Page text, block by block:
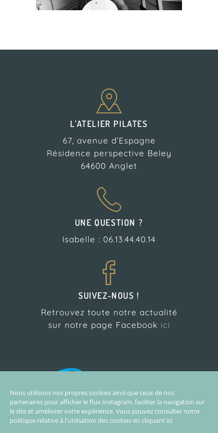
Nous utilisons nos propres cookies ainsi que ceux de nos
partenaires pour afficher le flux Instagram, faciliter la navigation sur
le site et améliorer votre expérience. Vous pouvez consulter notre
politique relative à l'utilisation des cookies en cliquant ici
L’ATELIER PILATES
67, avenue d’Espagne
Résidence perspective Beley
64600 Anglet
UNE QUESTION ?
Isabelle : 06.13.44.40.14
SUIVEZ-NOUS !
Retrouvez toute notre actualité
sur notre page Facebook ici
surf Biarritz Surf Training